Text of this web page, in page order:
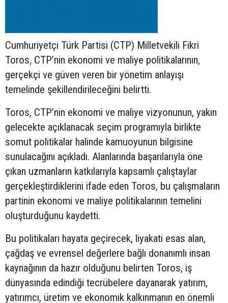
Cumhuriyetçi Türk Partisi (CTP) Milletvekili Fikri
Toros, CTP’nin ekonomi ve maliye politikalarının,
gerçekçi ve güven veren bir yönetim anlayışı
temelinde şekillendirileceğini belirtti.
Toros, CTP’nin ekonomi ve maliye vizyonunun, yakın
gelecekte açıklanacak seçim programıyla birlikte
somut politikalar halinde kamuoyunun bilgisine
sunulacağını açıkladı. Alanlarında başarılarıyla öne
çıkan uzmanların katkılarıyla kapsamlı çalıştaylar
gerçekleştirdiklerini ifade eden Toros, bu çalışmaların
partinin ekonomi ve maliye politikalarının temelini
oluşturduğunu kaydetti.
Bu politikaları hayata geçirecek, liyakati esas alan,
çağdaş ve evrensel değerlere bağlı donanımlı insan
kaynağının da hazır olduğunu belirten Toros, iş
dünyasında edindiği tecrübelere dayanarak yatırım,
yatırımcı, üretim ve ekonomik kalkınmanın en önemli